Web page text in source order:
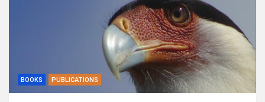
BOOKS PUBLICATIONS